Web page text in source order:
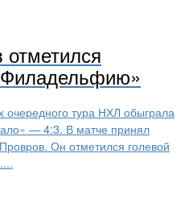
тура НХЛ обыграла
— 4:3. В матче принял
Он отметился голевой